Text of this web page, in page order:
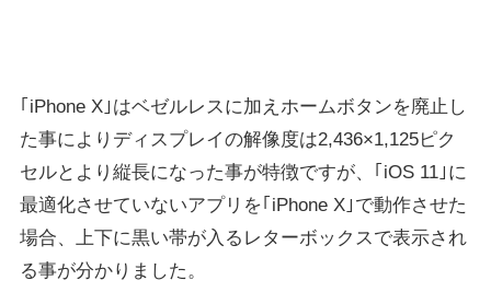
｢iPhone X｣はベゼルレスに加えホームボタンを廃止し
た事によりディスプレイの解像度は2,436×1,125ピク
セルとより縦長になった事が特徴ですが、｢iOS 11｣に
最適化させていないアプリを｢iPhone X｣で動作させた
場合、上下に黒い帯が入るレターボックスで表示され
る事が分かりました。